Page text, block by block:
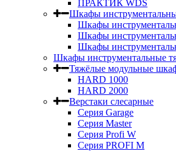
ПРАКТИК WDS
Шкафы
Шкафы
Шкафы
Шкафы
Шкафы инструментальные
Тяжёлые модульные
HARD 1000
HARD 2000
Верстаки слесарные
Серия Garage
Серия Master
Серия Profi W
Серия PROFI M